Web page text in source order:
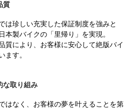
質
は珍しい充実した保証制度を強みと
本製バイクの「里帰り」を実現。
質により、お客様に安心して絶版バイ
ます。
な取り組み
はなく、お客様の夢を叶えることを第